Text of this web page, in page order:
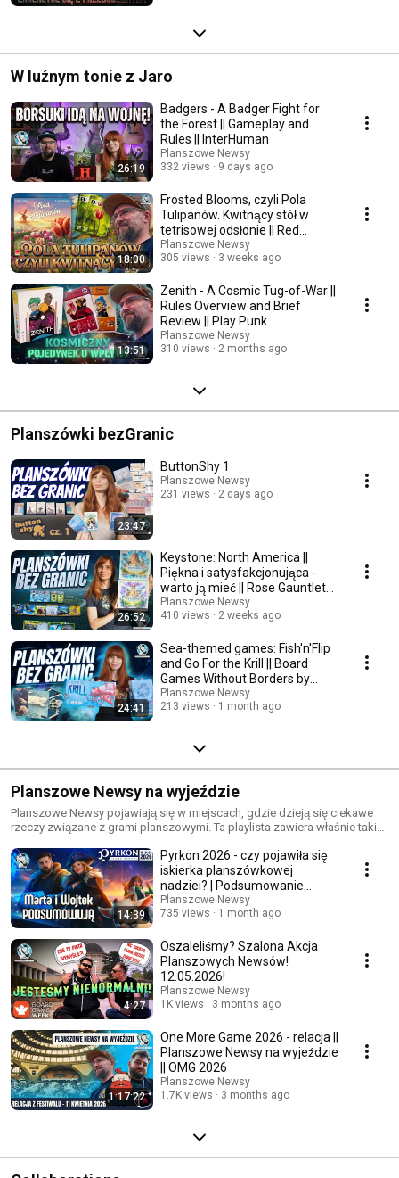
W luźnym tonie z Jaro
26:19
Badgers - A Badger Fight for
the Forest || Gameplay and
Rules || InterHuman
Planszowe Newsy
332 views
9 days ago
18:00
Frosted Blooms, czyli Pola
Tulipanów. Kwitnący stół w
tetrisowej odsłonie || Red
Square Games
Planszowe Newsy
305 views
3 weeks ago
13:51
Zenith - A Cosmic Tug-of-War ||
Rules Overview and Brief
Review || Play Punk
Planszowe Newsy
310 views
2 months ago
Planszówki bezGranic
23:47
ButtonShy 1
Planszowe Newsy
231 views
2 days ago
26:52
Keystone: North America ||
Piękna i satysfakcjonująca -
warto ją mieć || Rose Gauntlet
Entertainment
Planszowe Newsy
410 views
2 weeks ago
24:41
Sea-themed games: Fish'n'Flip
and Go For the Krill || Board
Games Without Borders by
Gosia
Planszowe Newsy
213 views
1 month ago
Planszowe Newsy na wyjeździe
Planszowe Newsy pojawiają się w miejscach, gdzie dzieją się ciekawe
rzeczy związane z grami planszowymi. Ta playlista zawiera właśnie takie
14:39
Pyrkon 2026 - czy pojawiła się
iskierka planszówkowej
nadziei? | Podsumowanie
Marty i Wojtka
Planszowe Newsy
735 views
1 month ago
4:27
Oszaleliśmy? Szalona Akcja
Planszowych Newsów!
12.05.2026!
Planszowe Newsy
1K views
3 months ago
1:17:22
One More Game 2026 - relacja ||
Planszowe Newsy na wyjeździe
|| OMG 2026
Planszowe Newsy
1.7K views
3 months ago